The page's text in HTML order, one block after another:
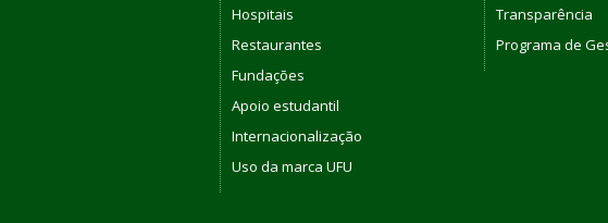
Hospitais
Restaurantes
Fundações
Apoio estudantil
Internacionalização
Uso da marca UFU
Transparência
Programa de